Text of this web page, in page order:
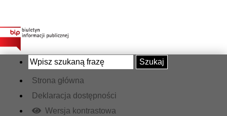
Szukaj
Strona główna
Deklaracja dostępności
Wersja kontrastowa